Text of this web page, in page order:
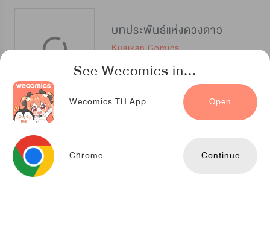
See Wecomics in...
Wecomics TH App Open
Chrome Continue
บทประพันธ์แห่งดวงดาว
Kuaikan Comics
คนรัก แมว และฆาตกร